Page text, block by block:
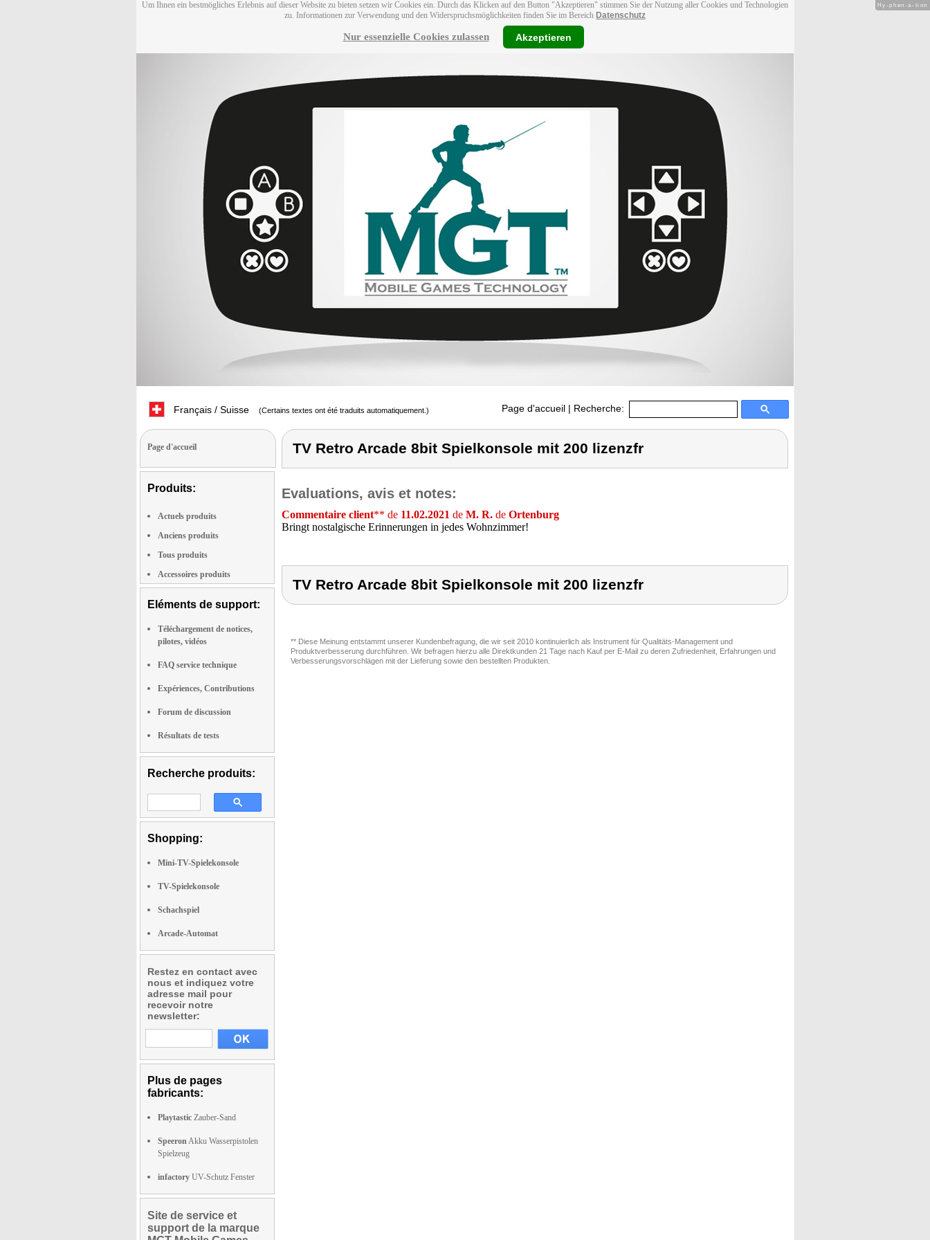
Um Ihnen ein bestmögliches Erlebnis auf dieser Website zu bieten setzen wir Cookies ein. Durch das Klicken auf den Button "Akzeptieren" stimmen Sie der Nutzung aller Cookies und Technologien
zu. Informationen zur Verwendung und den Widerspruchsmöglichkeiten finden Sie im Bereich Datenschutz
Nur essenzielle Cookies zulassen Akzeptieren
Français / Suisse (Certains textes ont été traduits automatiquement.) Page d'accueil | Recherche:
Page d'accueil
Produits:
Actuels produits
Anciens produits
Tous produits
Accessoires produits
Eléments de support:
Téléchargement de notices,
pilotes, vidéos
FAQ service technique
Expériences, Contributions
Forum de discussion
Résultats de tests
Recherche produits:
Shopping:
Mini-TV-Spielekonsole
TV-Spielekonsole
Schachspiel
Arcade-Automat
Restez en contact avec
nous et indiquez votre
adresse mail pour
recevoir notre
newsletter:
Plus de pages
fabricants:
Playtastic Zauber-Sand
SpeeronAkku Wasserpistolen
Spielzeug
infactory UV-Schutz Fenster
Site de service et
support de la marque
TV Retro Arcade 8bit Spielkonsole mit 200 lizenzfr
Evaluations, avis et notes:
Commentaire client** de 11.02.2021 de M. R. de Ortenburg
Bringt nostalgische Erinnerungen in jedes Wohnzimmer!
TV Retro Arcade 8bit Spielkonsole mit 200 lizenzfr
** Diese Meinung entstammt unserer Kundenbefragung, die wir seit 2010 kontinuierlich als Instrument für Qualitäts-Management und
Produktverbesserung durchführen. Wir befragen hierzu alle Direktkunden 21 Tage nach Kauf per E-Mail zu deren Zufriedenheit, Erfahrungen und
Verbesserungsvorschlägen mit der Lieferung sowie den bestellten Produkten.
Hy-phen-a-tion